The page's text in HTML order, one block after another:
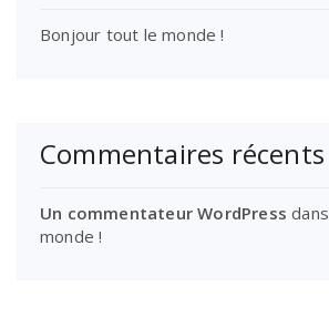
Bonjour tout le monde !
Commentaires récents
Un commentateur WordPress dans
monde !